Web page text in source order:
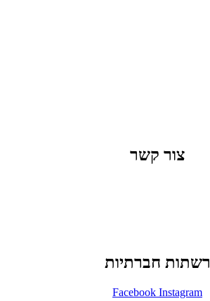
צור קשר
רשתות חברתיות
Facebook Instagram